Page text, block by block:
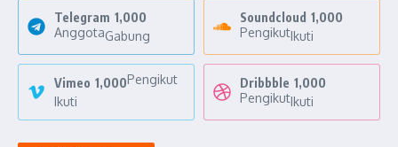
Telegram 1,000
AnggotaGabung
Soundcloud 1,000
PengikutIkuti
Vimeo 1,000Pengikut
Ikuti
Dribbble 1,000
PengikutIkuti